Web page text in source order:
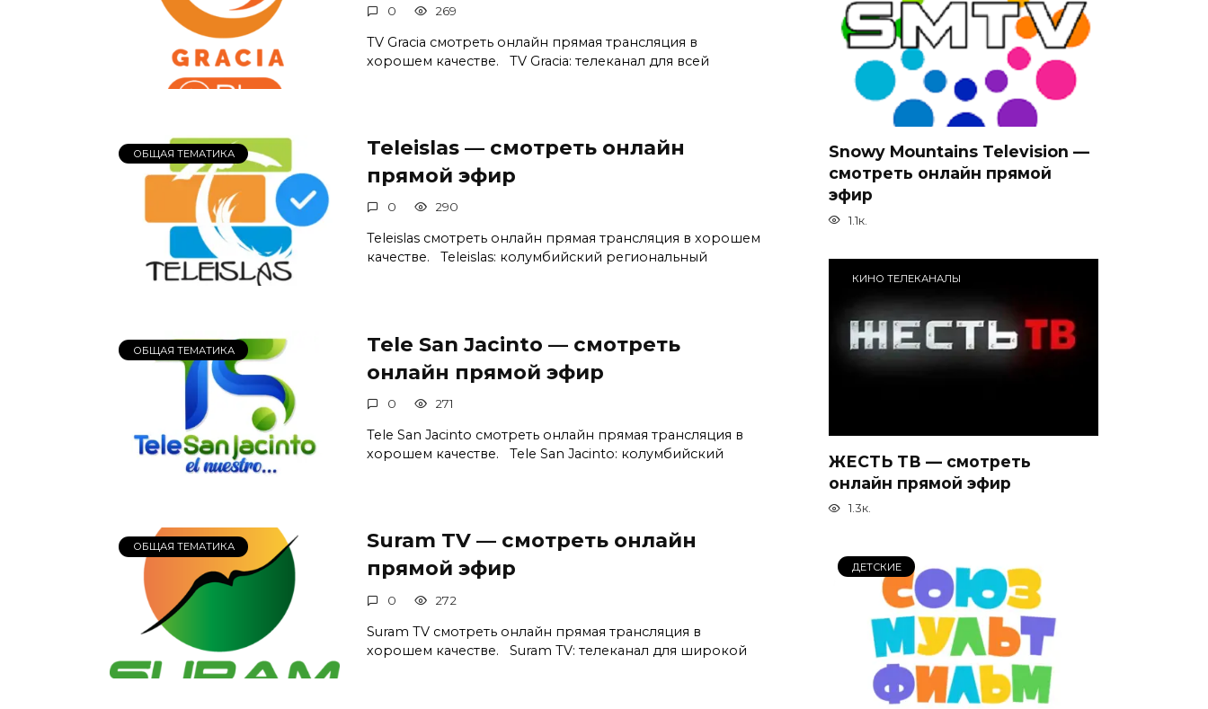
0 269
TV Gracia смотреть онлайн прямая трансляция в
хорошем качестве. TV Gracia: телеканал для всей
ОБЩАЯ ТЕМАТИКА
Teleislas — смотреть онлайн
прямой эфир
0 290
Teleislas смотреть онлайн прямая трансляция в хорошем
качестве. Teleislas: колумбийский региональный
ОБЩАЯ ТЕМАТИКА
Tele San Jacinto — смотреть
онлайн прямой эфир
0 271
Tele San Jacinto смотреть онлайн прямая трансляция в
хорошем качестве. Tele San Jacinto: колумбийский
ОБЩАЯ ТЕМАТИКА
Suram TV — смотреть онлайн
прямой эфир
0 272
Suram TV смотреть онлайн прямая трансляция в
хорошем качестве. Suram TV: телеканал для широкой
Snowy Mountains Television —
смотреть онлайн прямой
эфир
1.1к.
КИНО ТЕЛЕКАНАЛЫ
ЖЕСТЬ ТВ — смотреть
онлайн прямой эфир
1.3к.
ДЕТСКИЕ